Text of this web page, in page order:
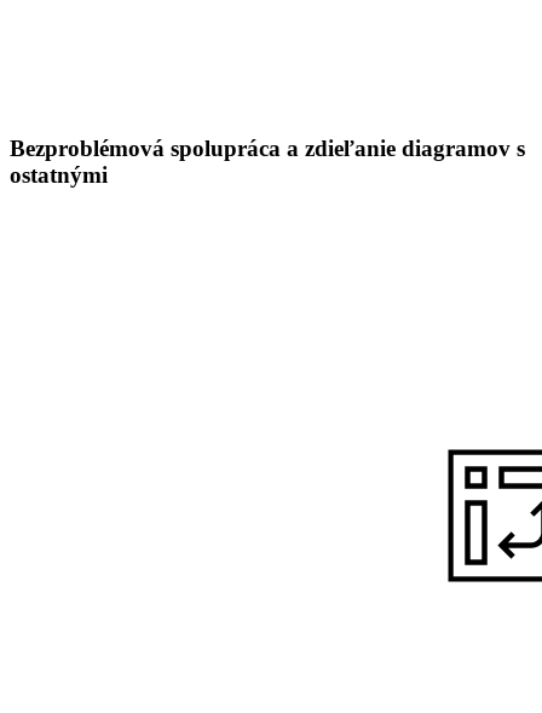
Bezproblémová spolupráca a zdieľanie diagramov s
ostatnými